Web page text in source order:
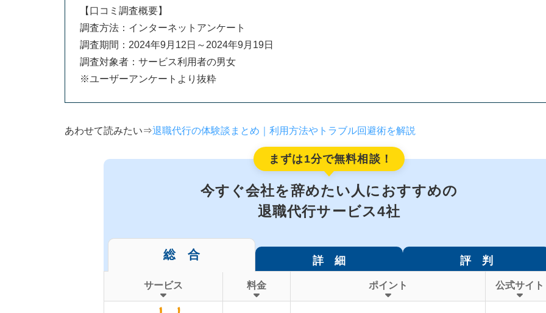
【口コミ調査概要】
調査方法：インターネットアンケート
調査期間：2024年9月12日～2024年9月19日
調査対象者：サービス利用者の男女
※ユーザーアンケートより抜粋
あわせて読みたい⇒退職代行の体験談まとめ｜利用方法やトラブル回避術を解説
まずは1分で無料相談！
今すぐ会社を辞めたい人におすすめの
退職代行サービス4社
総 合 詳 細 評 判
サービス 料金 ポイント 公式サイト